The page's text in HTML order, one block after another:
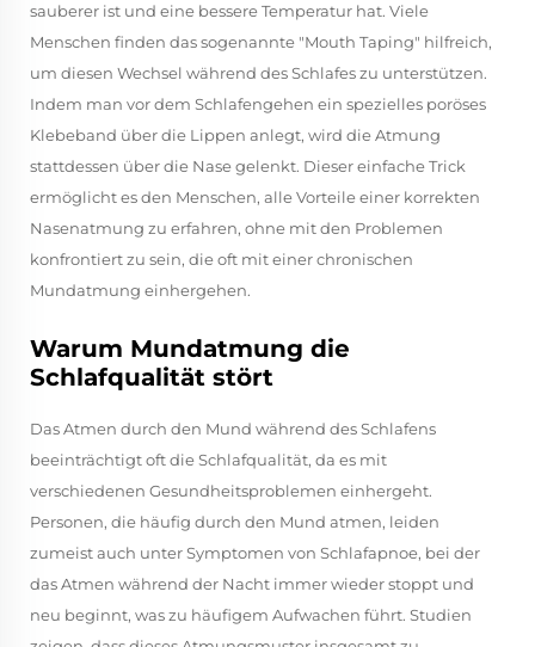
sauberer ist und eine bessere Temperatur hat. Viele
Menschen finden das sogenannte "Mouth Taping" hilfreich,
um diesen Wechsel während des Schlafes zu unterstützen.
Indem man vor dem Schlafengehen ein spezielles poröses
Klebeband über die Lippen anlegt, wird die Atmung
stattdessen über die Nase gelenkt. Dieser einfache Trick
ermöglicht es den Menschen, alle Vorteile einer korrekten
Nasenatmung zu erfahren, ohne mit den Problemen
konfrontiert zu sein, die oft mit einer chronischen
Mundatmung einhergehen.
Warum Mundatmung die
Schlafqualität stört
Das Atmen durch den Mund während des Schlafens
beeinträchtigt oft die Schlafqualität, da es mit
verschiedenen Gesundheitsproblemen einhergeht.
Personen, die häufig durch den Mund atmen, leiden
zumeist auch unter Symptomen von Schlafapnoe, bei der
das Atmen während der Nacht immer wieder stoppt und
neu beginnt, was zu häufigem Aufwachen führt. Studien